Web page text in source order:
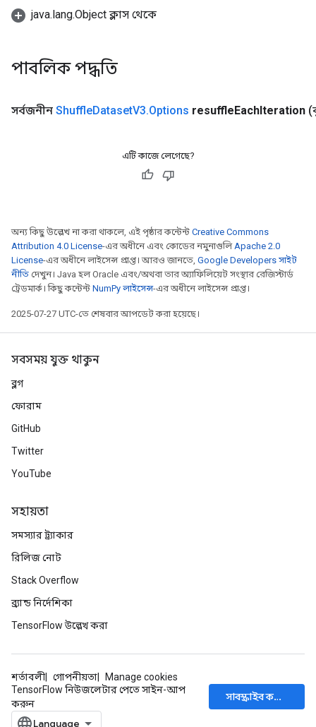
java.lang.Object ক্লাস থেকে
পাবলিক পদ্ধতি
সর্বজনীন ShuffleDatasetV3.Options resuffleEachIteration
এটি কাজে লেগেছে?
অন্য কিছু উল্লেখ না করা থাকলে, এই পৃষ্ঠার কন্টেন্ট Creative Commons
Attribution 4.0 License-এর অধীনে এবং কোডের নমুনাগুলিApache 2.0
License-এর অধীনে লাইসেন্স প্রাপ্ত। আরও জানতে, Google Developers সাইট
নীতি দেখুন। Java হল Oracle এবং/অথবা তার অ্যাফিলিয়েট সংস্থার রেজিস্টার্ড
ট্রেডমার্ক। কিছু কন্টেন্ট NumPy লাইসেন্স-এর অধীনে লাইসেন্স প্রাপ্ত।
2025-07-27 UTC-তে শেষবার আপডেট করা হয়েছে।
সবসময় যুক্ত থাকুন
ব্লগ
ফোরাম
GitHub
Twitter
YouTube
সহায়তা
সমস্যার ট্র্যাকার
রিলিজ নোট
Stack Overflow
ব্র্যান্ড নির্দেশিকা
TensorFlow উল্লেখ করা
শর্তাবলী গোপনীয়তা
Manage cookies
TensorFlow নিউজলেটার পেতে সাইন-আপ
করুন
সাবস্ক্রাইব করুন